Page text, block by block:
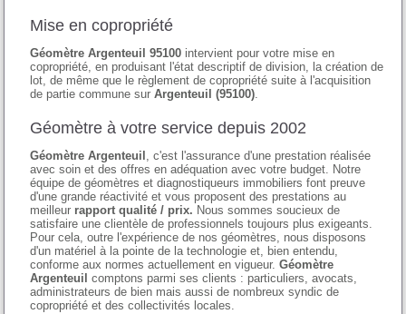
Mise en copropriété
Géomètre Argenteuil 95100 intervient pour votre mise en
copropriété, en produisant l'état descriptif de division, la création de
lot, de même que le règlement de copropriété suite à l'acquisition
de partie commune surArgenteuil (95100).
Géomètre à votre service depuis 2002
Géomètre Argenteuil , c'est l'assurance d'une prestation réalisée
avec soin et des offres en adéquation avec votre budget. Notre
équipe de géomètres et diagnostiqueurs immobiliers font preuve
d'une grande réactivité et vous proposent des prestations au
meilleur rapport qualité / prix. Nous sommes soucieux de
satisfaire une clientèle de professionnels toujours plus exigeants.
Pour cela, outre l'expérience de nos géomètres, nous disposons
d'un matériel à la pointe de la technologie et, bien entendu,
conforme aux normes actuellement en vigueur.Géomètre
Argenteuil comptons parmi ses clients : particuliers, avocats,
administrateurs de bien mais aussi de nombreux syndic de
copropriété et des collectivités locales.